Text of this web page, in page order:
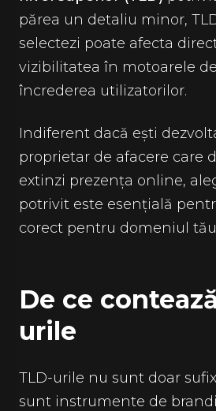
părea un detaliu minor,
selectezi poate afecta
vizibilitatea în motoarele
încrederea utilizatorilor.
Indiferent dacă ești
proprietar de afacere care
extinzi prezența online,
potrivit este esențială
corect pentru domeniul
De ce
urile
TLD-urile nu sunt doar
sunt instrumente de